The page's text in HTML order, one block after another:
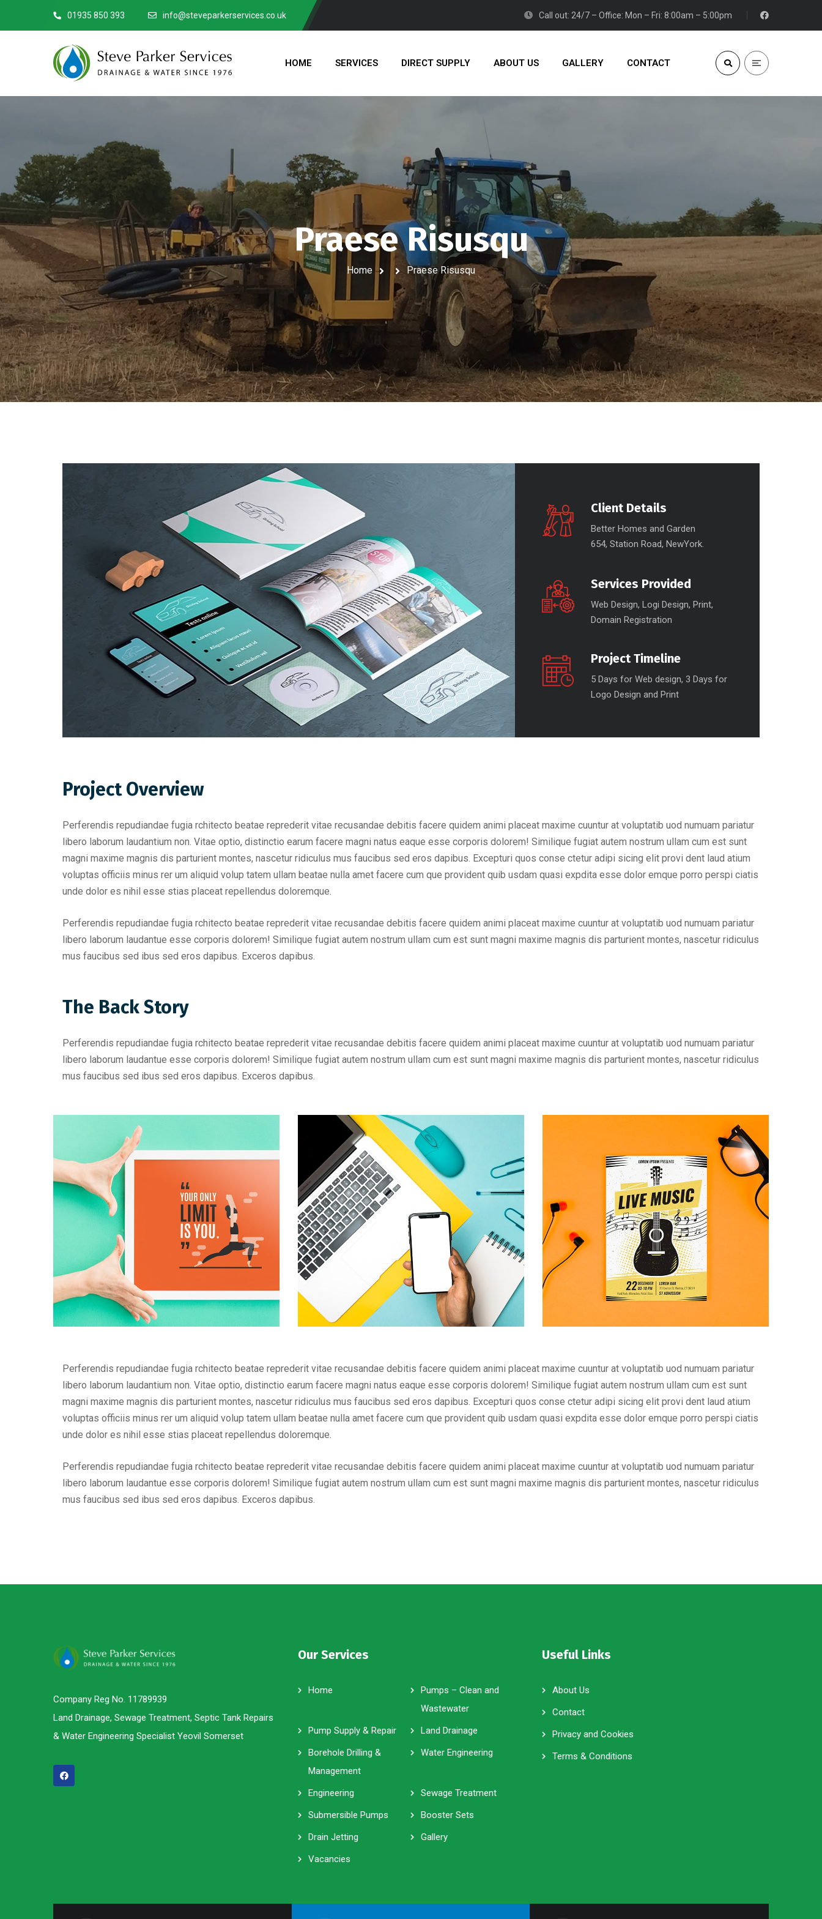
01935 850 393 info@steveparkerservices.co.uk Call out: 24/7 – Office: Mon – Fri: 8:00am – 5:00pm
HOME SERVICES DIRECT SUPPLY ABOUT US GALLERY CONTACT
Praese Risusqu
Home Praese Risusqu
Client Details
Better Homes and Garden
654, Station Road, NewYork.
Services Provided
Web Design, Logi Design, Print,
Domain Registration
Project Timeline
5 Days for Web design, 3 Days for
Logo Design and Print
Project Overview
Perferendis repudiandae fugia rchitecto beatae reprederit vitae recusandae debitis facere quidem animi placeat maxime cuuntur at voluptatib uod numuam pariatur
libero laborum laudantium non. Vitae optio, distinctio earum facere magni natus eaque esse corporis dolorem! Similique fugiat autem nostrum ullam cum est sunt
magni maxime magnis dis parturient montes, nascetur ridiculus mus faucibus sed eros dapibus. Excepturi quos conse ctetur adipi sicing elit provi dent laud atium
voluptas officiis minus rer um aliquid volup tatem ullam beatae nulla amet facere cum que provident quib usdam quasi expdita esse dolor emque porro perspi ciatis
unde dolor es nihil esse stias placeat repellendus doloremque.
Perferendis repudiandae fugia rchitecto beatae reprederit vitae recusandae debitis facere quidem animi placeat maxime cuuntur at voluptatib uod numuam pariatur
libero laborum laudantue esse corporis dolorem! Similique fugiat autem nostrum ullam cum est sunt magni maxime magnis dis parturient montes, nascetur ridiculus
mus faucibus sed ibus sed eros dapibus. Exceros dapibus.
The Back Story
Perferendis repudiandae fugia rchitecto beatae reprederit vitae recusandae debitis facere quidem animi placeat maxime cuuntur at voluptatib uod numuam pariatur
libero laborum laudantue esse corporis dolorem! Similique fugiat autem nostrum ullam cum est sunt magni maxime magnis dis parturient montes, nascetur ridiculus
mus faucibus sed ibus sed eros dapibus. Exceros dapibus.
Perferendis repudiandae fugia rchitecto beatae reprederit vitae recusandae debitis facere quidem animi placeat maxime cuuntur at voluptatib uod numuam pariatur
libero laborum laudantium non. Vitae optio, distinctio earum facere magni natus eaque esse corporis dolorem! Similique fugiat autem nostrum ullam cum est sunt
magni maxime magnis dis parturient montes, nascetur ridiculus mus faucibus sed eros dapibus. Excepturi quos conse ctetur adipi sicing elit provi dent laud atium
voluptas officiis minus rer um aliquid volup tatem ullam beatae nulla amet facere cum que provident quib usdam quasi expdita esse dolor emque porro perspi ciatis
unde dolor es nihil esse stias placeat repellendus doloremque.
Perferendis repudiandae fugia rchitecto beatae reprederit vitae recusandae debitis facere quidem animi placeat maxime cuuntur at voluptatib uod numuam pariatur
libero laborum laudantue esse corporis dolorem! Similique fugiat autem nostrum ullam cum est sunt magni maxime magnis dis parturient montes, nascetur ridiculus
mus faucibus sed ibus sed eros dapibus. Exceros dapibus.
Company Reg No. 11789939
Land Drainage, Sewage Treatment, Septic Tank Repairs
& Water Engineering Specialist Yeovil Somerset
Our Services
Home
Pumps – Clean and
Wastewater
Pump Supply & Repair
Land Drainage
Borehole Drilling &
Management
Water Engineering
Engineering
Sewage Treatment
Submersible Pumps
Booster Sets
Drain Jetting
Gallery
Vacancies
Useful Links
About Us
Contact
Privacy and Cookies
Terms & Conditions